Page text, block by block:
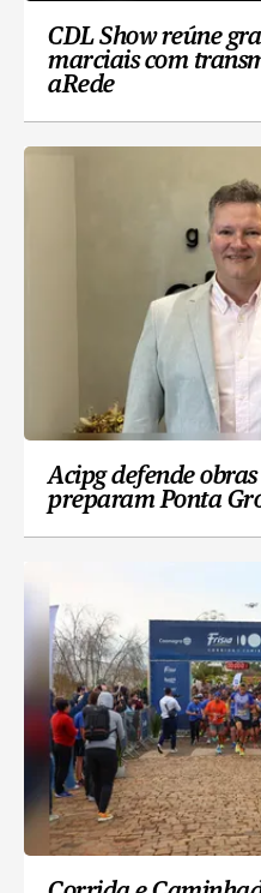
CDL Show reúne
marciais com
aRede
Acipg defende
preparam Ponta